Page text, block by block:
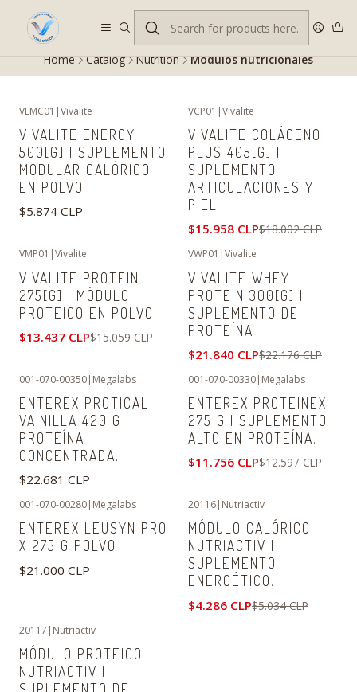
Despacho gratis en RM desde $100.000. Revisa las condiciones.
Home Catalog Nutrition Módulos nutricionales
VEMC01 |Vivalite
VIVALITE ENERGY
500[G] | SUPLEMENTO
MODULAR CALÓRICO
EN POLVO
$5.874 CLP
VCP01 |Vivalite
VIVALITE COLÁGENO
PLUS 405[G] |
SUPLEMENTO
ARTICULACIONES Y
PIEL
$15.958 CLP$18.002 CLP
VMP01 |Vivalite
VIVALITE PROTEIN
275[G] | MÓDULO
PROTEICO EN POLVO
$13.437 CLP$15.059 CLP
VWP01 |Vivalite
VIVALITE WHEY
PROTEIN 300[G] |
SUPLEMENTO DE
PROTEÍNA
$21.840 CLP$22.176 CLP
001-070-00350| Megalabs
ENTEREX PROTICAL
VAINILLA 420 G |
PROTEÍNA
CONCENTRADA.
$22.681 CLP
001-070-00330| Megalabs
ENTEREX PROTEINEX
275 G | SUPLEMENTO
ALTO EN PROTEÍNA.
$11.756 CLP$12.597 CLP
001-070-00280| Megalabs
ENTEREX LEUSYN PRO
X 275 G POLVO
$21.000 CLP
20116| Nutriactiv
MÓDULO CALÓRICO
NUTRIACTIV |
SUPLEMENTO
ENERGÉTICO.
$4.286 CLP$5.034 CLP
20117 | Nutriactiv
MÓDULO PROTEICO
NUTRIACTIV |